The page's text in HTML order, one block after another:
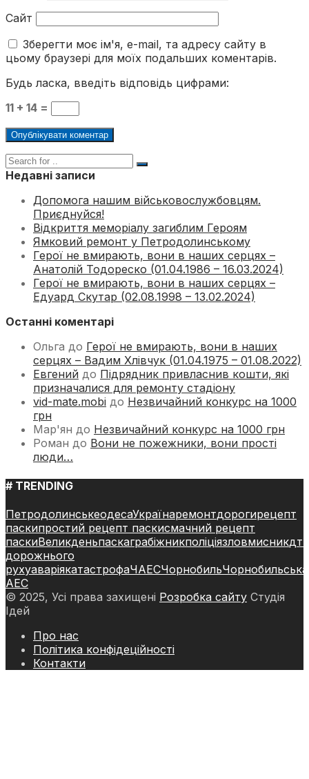
Сайт
Зберегти моє ім'я, e-mail, та адресу сайту в
цьому браузері для моїх подальших коментарів.
Будь ласка, введіть відповідь цифрами:
11 + 14 =
Недавні записи
Допомога нашим військовослужбовцям.
Приєднуйся!
Відкриття меморіалу загиблим Героям
Ямковий ремонт у Петродолинському
Герої не вмирають, вони в наших серцях –
Анатолій Тодореско (01.04.1986 – 16.03.2024)
Герої не вмирають, вони в наших серцях –
Едуард Скутар (02.08.1998 – 13.02.2024)
Останні коментарі
Ольга до Герої не вмирають, вони в наших
серцях – Вадим Хлівчук (01.04.1975 – 01.08.2022)
Евгений до Підрядник привласнив кошти, які
призначалися для ремонту стадіону
vid-mate.mobi до Незвичайний конкурс на 1000
грн
Мар'ян до Незвичайний конкурс на 1000 грн
Роман до Вони не пожежники, вони прості
люди…
# TRENDING
ПетродолинськеодесаУкраїнаремонтдорогирецепт
паскипростий рецепт паскисмачний рецепт
паскиВеликденьпаскаграбіжникполіціязловмисникдтп
дорожнього
рухуаваріякатастрофаЧАЕСЧорнобильЧорнобильська
АЕС
© 2025, Усі права захищені Розробка сайту Студія
Ідей
Про нас
Політика конфідеційності
Контакти